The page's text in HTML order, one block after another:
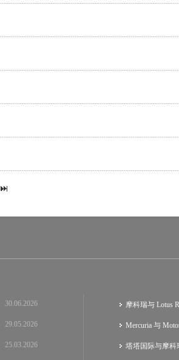
30.06.2026 摩科瑞与 Lotus
29.05.2026 Mercuria 与
25.03.2026 塔塔国际与摩